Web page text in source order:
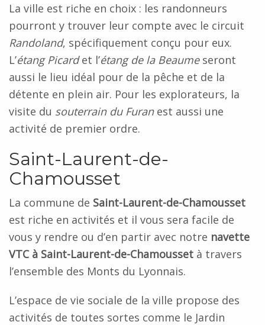
La ville est riche en choix : les randonneurs
pourront y trouver leur compte avec le circuit
Randoland, spécifiquement conçu pour eux.
L’étang Picardet l’étang de la Beaumeseront
aussi le lieu idéal pour de la pêche et de la
détente en plein air. Pour les explorateurs, la
visite du souterrain du Furanest aussi une
activité de premier ordre.
Saint-Laurent-de-
Chamousset
La commune de Saint-Laurent-de-Chamousset
est riche en activités et il vous sera facile de
vous y rendre ou d’en partir avec notre navette
VTC à Saint-Laurent-de-Chamousset à travers
l’ensemble des Monts du Lyonnais.
L’espace de vie sociale de la ville propose des
activités de toutes sortes comme le Jardin